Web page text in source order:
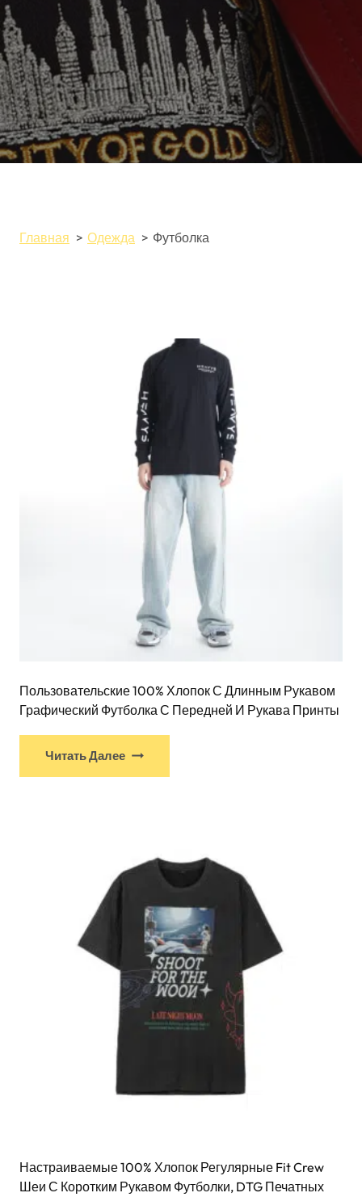
Главная Одежда Футболка
Пользовательские 100% Хлопок С Длинным Рукавом
Графический Футболка С Передней И Рукава Принты
Читать Далее
Настраиваемые 100% Хлопок Регулярные Fit Crew
Шеи С Коротким Рукавом Футболки, DTG Печатных